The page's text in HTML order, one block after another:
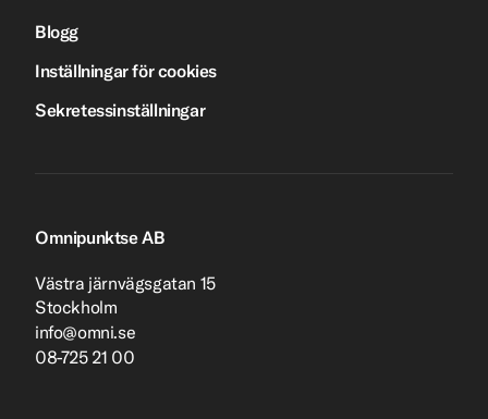
Blogg
Inställningar för cookies
Sekretessinställningar
Omnipunktse AB
Västra järnvägsgatan 15
Stockholm
info@omni.se
08-725 21 00